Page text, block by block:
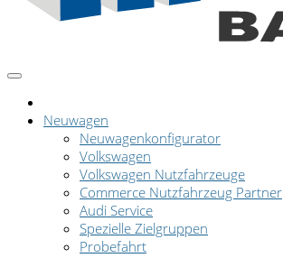
Neuwagen
Neuwagenkonfigurator
Volkswagen
Volkswagen Nutzfahrzeuge
Commerce Nutzfahrzeug Partner
Audi Service
Spezielle Zielgruppen
Probefahrt